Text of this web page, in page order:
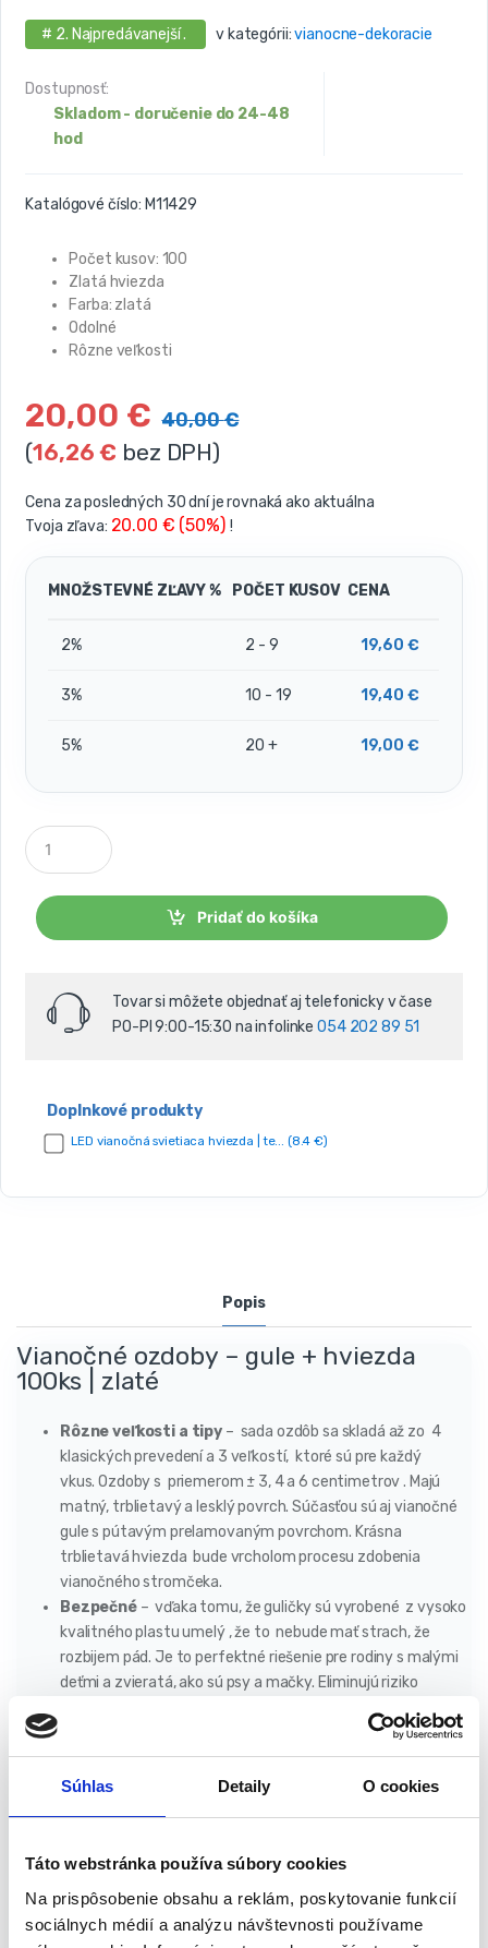
Súhlas Detaily O cookies
Táto webstránka používa súbory cookies
Na prispôsobenie obsahu a reklám, poskytovanie funkcií
sociálnych médií a analýzu návštevnosti používame
# 2. Najpredávanejší . v kategórii:vianocne-dekoracie
Dostupnosť:
Skladom - doručenie do 24-48
hod
Katalógové číslo: M11429
Počet kusov: 100
Zlatá hviezda
Farba: zlatá
Odolné
Rôzne veľkosti
20,00 € 40,00€
(16,26€ bez DPH)
Cena za posledných 30 dní je rovnaká ako aktuálna
Tvoja zľava: 20.00 € (50%) !
MNOŽSTEVNÉ ZĽAVY % POČET KUSOV CENA
2% 2 - 9 19,60 €
3% 10 - 19 19,40 €
5% 20 + 19,00 €
P
o
č
Pridať do košíka
Tovar si môžete objednať aj telefonicky v čase
PO-PI 9:00-15:30 na infolinke054 202 89 51
Doplnkové produkty
LED vianočná svietiaca hviezda | te... (8.4 €)
Popis
Vianočné ozdoby – gule + hviezda
100ks | zlaté
Rôzne veľkosti a tipy – sada ozdôb sa skladá až zo 4
klasických prevedení a 3 veľkostí, ktoré sú pre každý
vkus. Ozdoby s priemerom ± 3, 4 a 6 centimetrov . Majú
matný, trblietavý a lesklý povrch. Súčasťou sú aj vianočné
gule s pútavým prelamovaným povrchom. Krásna
trblietavá hviezda bude vrcholom procesu zdobenia
vianočného stromčeka.
Bezpečné– vďaka tomu, že guličky sú vyrobené z vysoko
kvalitného plastu umelý , že to nebude mať strach, že
rozbijem pád. Je to perfektné riešenie pre rodiny s malými
deťmi a zvieratá, ako sú psy a mačky. Eliminujú riziko
– ozdoby sú extrémne ľahké a odolné voči
akýmkoľvek úderom alebo zlomeniam. To znamená, že
nezaťažujú vianočný stromček. Nemusíte sa báť, že ozdoba
Multifunkčné –vďaka tomu, že je súprava rozmanitá,
sú dokonalým doplnkom akýchkoľvek slávnostných
tŕstí c h . Majú malé pútka z ozdobnej šnúrky , takže ich